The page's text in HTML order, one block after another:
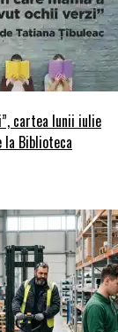
cartea lunii iulie
Biblioteca